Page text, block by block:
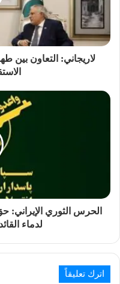
لاريجاني: التعاون بين
الحرس الثوري الإيراني:
لدماء
اترك تعليقاً